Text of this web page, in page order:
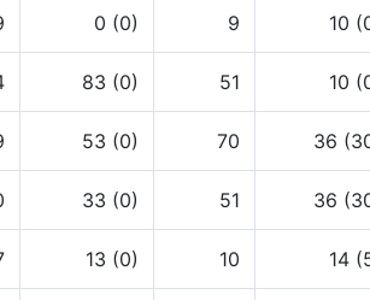
0 (0) 9 10
83 (0) 51 10
53 (0) 70 36
33 (0) 51 36
13 (0) 10 14